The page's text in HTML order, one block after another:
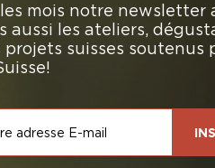
mois notre newsletter
aussi les ateliers,
projets suisses